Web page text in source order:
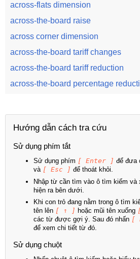
across-flats dimension
across-the-board raise
across corner dimension
across-the-board tariff changes
across-the-board tariff reduction
across-the-board percentage
Hướng dẫn cách tra cứu
Sử dụng phím tắt
Sử dụng phím [ Enter ] để đưa
và [ Esc ] để thoát khỏi.
Nhập từ cần tìm vào ô tìm kiếm
hiện ra bên dưới.
Khi con trỏ đang nằm trong ô tìm
tên lên [ ↑ ] hoặc mũi tên xuống
các từ được gợi ý. Sau đó nhấn [
để xem chi tiết từ đó.
Sử dụng chuột